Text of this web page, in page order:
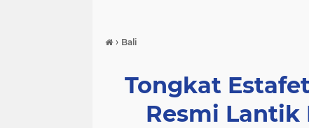
› Bali
Tongkat
Resmi